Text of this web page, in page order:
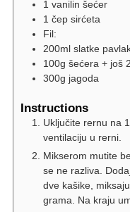
1 vanilin šećer
1 čep sirćeta
Fil:
200ml slatke
100g šećera + još
300g jagoda
Instructions
Uključite rernu na
ventilaciju u rerni.
Mikserom mutite
se ne razliva.
dve kašike,
grama. Na kraju